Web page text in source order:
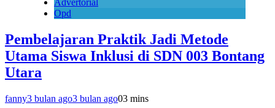
Advertorial
Opd
Pembelajaran Praktik Jadi Metode
Utama Siswa Inklusi di SDN 003 Bontang
Utara
fanny3 bulan ago3 bulan ago03 mins